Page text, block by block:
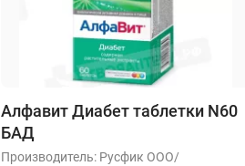
Алфавит Диабет таблетки N60
БАД
Производитель: Русфик ООО/